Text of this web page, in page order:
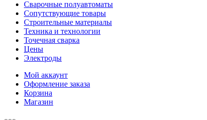
Сварочные полуавтоматы
Сопутствующие товары
Строительные материалы
Техника и технологии
Точечная сварка
Цены
Электроды
Мой аккаунт
Оформление заказа
Корзина
Магазин